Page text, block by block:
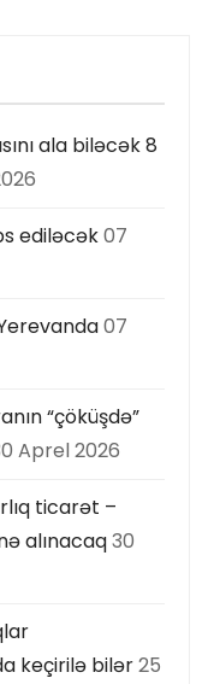
ala biləcək 8
ediləcək07
07
“çöküşdə”
Aprel 2026
ticarət –
alınacaq30
keçirilə bilər25